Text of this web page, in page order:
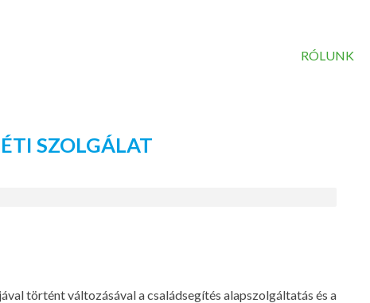
RÓLUNK
SZOLGÁLAT
történt változásával a családsegítés alapszolgáltatás és a